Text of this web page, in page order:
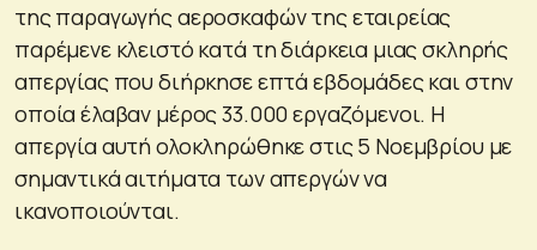
της παραγωγής αεροσκαφών της εταιρείας
παρέμενε κλειστό κατά τη διάρκεια μιας σκληρής
απεργίας που διήρκησε επτά εβδομάδες και στην
οποία έλαβαν μέρος 33.000 εργαζόμενοι. Η
απεργία αυτή ολοκληρώθηκε στις 5 Νοεμβρίου με
σημαντικά αιτήματα των απεργών να
ικανοποιούνται.